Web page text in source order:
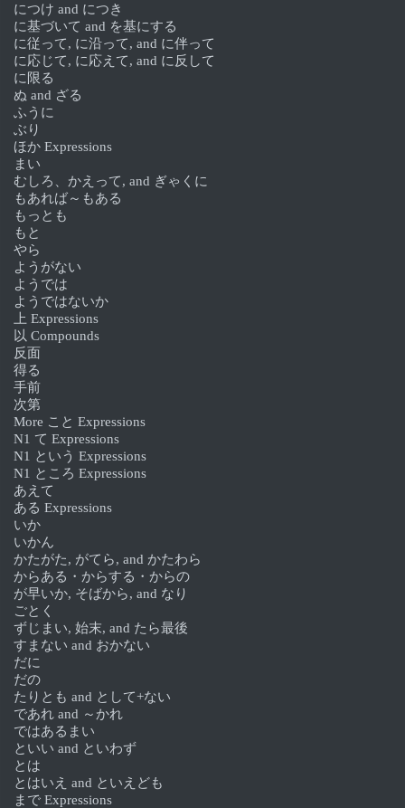
につけ and につき
に基づいて and を基にする
に従って, に沿って, and に伴って
に応じて, に応えて, and に反して
に限る
ぬ and ざる
ふうに
ぶり
ほか Expressions
まい
むしろ、かえって, and ぎゃくに
もあれば～もある
もっとも
もと
やら
ようがない
ようでは
ようではないか
上 Expressions
以 Compounds
反面
得る
手前
次第
More こと Expressions
N1 て Expressions
N1 という Expressions
N1 ところ Expressions
あえて
ある Expressions
いか
いかん
かたがた, がてら, and かたわら
からある・からする・からの
が早いか, そばから, and なり
ごとく
ずじまい, 始末, and たら最後
すまない and おかない
だに
だの
たりとも and として+ない
であれ and ～かれ
ではあるまい
といい and といわず
とは
とはいえ and といえども
まで Expressions